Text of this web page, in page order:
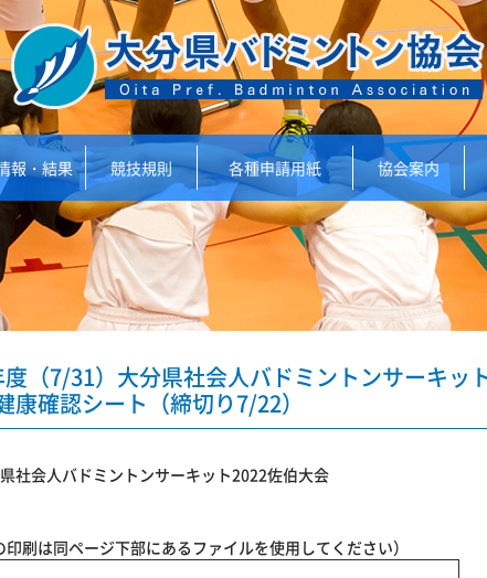
報・結果 競技規則 各種申請用紙 協会案内
（7/31）大分県社会人バドミントンサーキ
康確認シート（締切り7/22）
社会人バドミントンサーキット2022佐伯大会
刷は同ページ下部にあるファイルを使用してください）